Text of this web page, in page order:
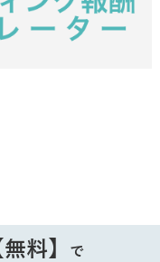
料】 で